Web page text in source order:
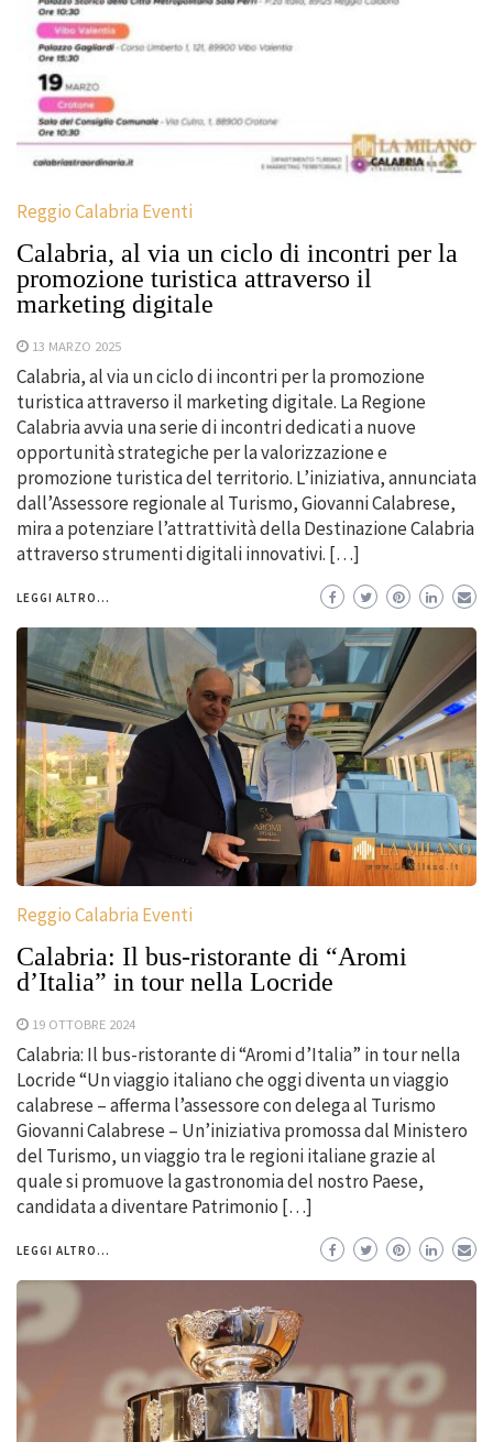
Reggio Calabria Eventi
Calabria, al via un ciclo di incontri per la
promozione turistica attraverso il
marketing digitale
13 MARZO 2025
Calabria, al via un ciclo di incontri per la promozione
turistica attraverso il marketing digitale. La Regione
Calabria avvia una serie di incontri dedicati a nuove
opportunità strategiche per la valorizzazione e
promozione turistica del territorio. L’iniziativa, annunciata
dall’Assessore regionale al Turismo, Giovanni Calabrese,
mira a potenziare l’attrattività della Destinazione Calabria
attraverso strumenti digitali innovativi. […]
LEGGI ALTRO...
Reggio Calabria Eventi
Calabria: Il bus-ristorante di “Aromi
d’Italia” in tour nella Locride
19 OTTOBRE 2024
Calabria: Il bus-ristorante di “Aromi d’Italia” in tour nella
Locride “Un viaggio italiano che oggi diventa un viaggio
calabrese – afferma l’assessore con delega al Turismo
Giovanni Calabrese – Un’iniziativa promossa dal Ministero
del Turismo, un viaggio tra le regioni italiane grazie al
quale si promuove la gastronomia del nostro Paese,
candidata a diventare Patrimonio […]
LEGGI ALTRO...